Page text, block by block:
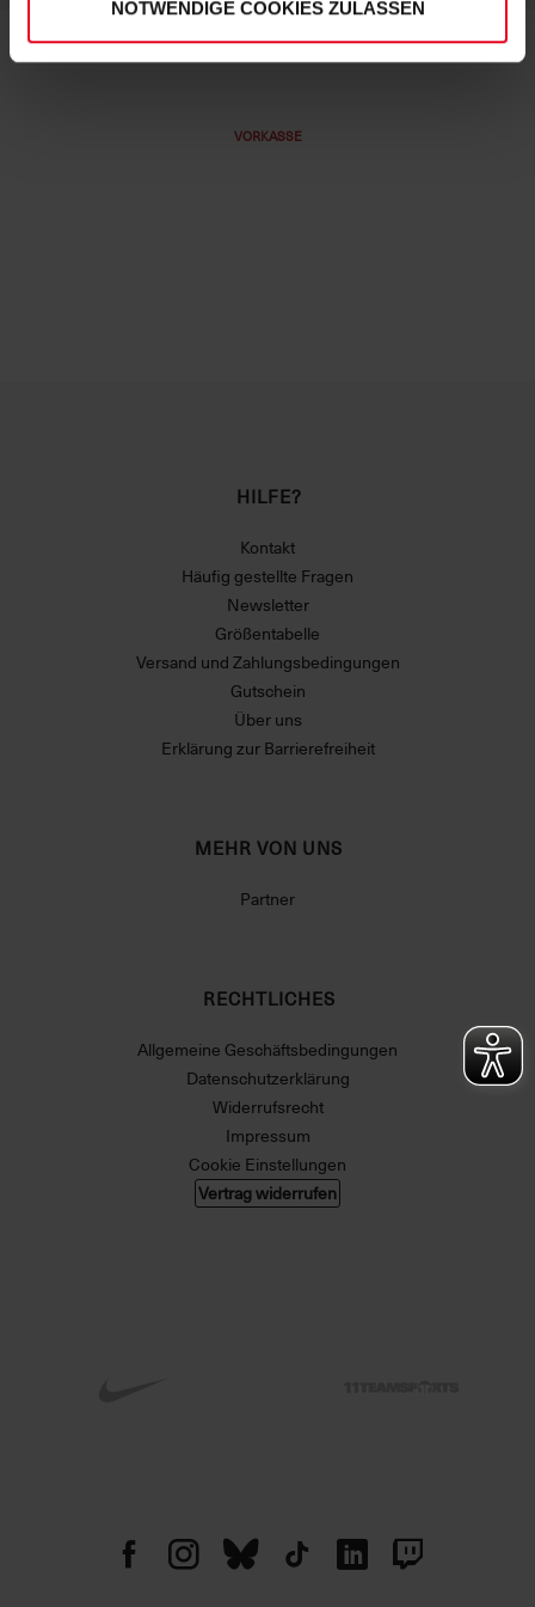
NOTWENDIGE COOKIES ZULASSEN
VORKASSE
HILFE?
Kontakt
Häufig gestellte Fragen
Newsletter
Größentabelle
Versand und Zahlungsbedingungen
Gutschein
Über uns
Erklärung zur Barrierefreiheit
MEHR VON UNS
Partner
RECHTLICHES
Allgemeine Geschäftsbedingungen
Datenschutzerklärung
Widerrufsrecht
Impressum
Cookie Einstellungen
Vertrag widerrufen